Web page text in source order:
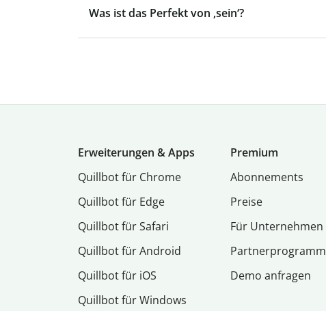
Was ist das Perfekt von ‚sein‘?
Erweiterungen & Apps
Quillbot für Chrome
Quillbot für Edge
Quillbot für Safari
Quillbot für Android
Quillbot für iOS
Quillbot für Windows
Premium
Abon­ne­ments
Preise
Für Unternehmen
Partnerprogramm
Demo anfragen